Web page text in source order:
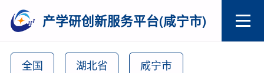
产学研创新服务平台(咸宁市)
全国 湖北省 咸宁市